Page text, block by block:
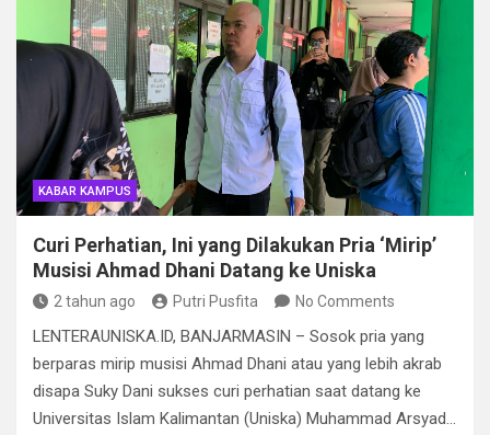
KABAR KAMPUS
Curi Perhatian, Ini yang Dilakukan Pria ‘Mirip’
Musisi Ahmad Dhani Datang ke Uniska
2 tahun ago Putri Pusfita No Comments
LENTERAUNISKA.ID, BANJARMASIN – Sosok pria yang
berparas mirip musisi Ahmad Dhani atau yang lebih akrab
disapa Suky Dani sukses curi perhatian saat datang ke
Universitas Islam Kalimantan (Uniska) Muhammad Arsyad…